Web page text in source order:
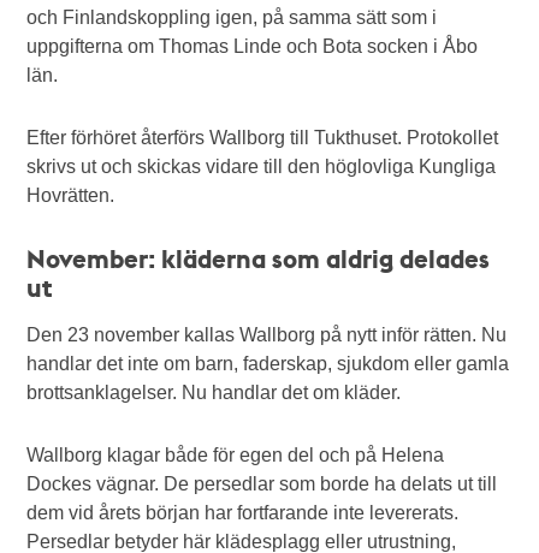
och Finlandskoppling igen, på samma sätt som i
uppgifterna om Thomas Linde och Bota socken i Åbo
län.
Efter förhöret återförs Wallborg till Tukthuset. Protokollet
skrivs ut och skickas vidare till den höglovliga Kungliga
Hovrätten.
November: kläderna som aldrig delades
ut
Den 23 november kallas Wallborg på nytt inför rätten. Nu
handlar det inte om barn, faderskap, sjukdom eller gamla
brottsanklagelser. Nu handlar det om kläder.
Wallborg klagar både för egen del och på Helena
Dockes vägnar. De persedlar som borde ha delats ut till
dem vid årets början har fortfarande inte levererats.
Persedlar betyder här klädesplagg eller utrustning,